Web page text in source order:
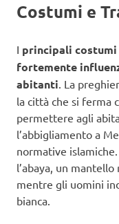
Costumi e
I principali
fortemente
abitanti. La
la città che si ferma
permettere agli
l’abbigliamento a
normative
l’abaya, un
mentre gli uomini
bianca.